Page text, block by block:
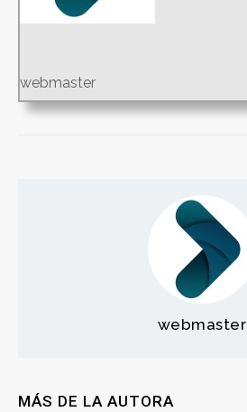
webmaster
webmaster
MÁS DE LA AUTORA